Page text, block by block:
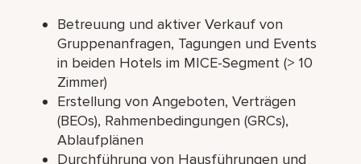
Betreuung und aktiver Verkauf von
Gruppenanfragen, Tagungen und Events
in beiden Hotels im MICE-Segment (> 10
Zimmer)
Erstellung von Angeboten, Verträgen
(BEOs), Rahmenbedingungen (GRCs),
Ablaufplänen
Durchführung von Hausführungen und